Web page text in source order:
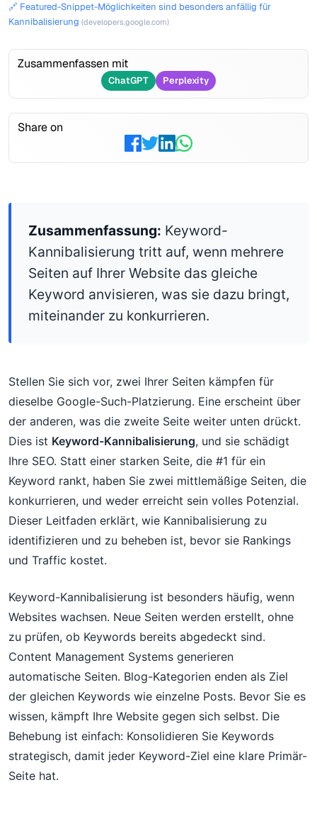
🔗 Featured-Snippet-Möglichkeiten sind besonders anfällig für
Kannibalisierung (developers.google.com)
Zusammenfassen mit
ChatGPT Perplexity
Share on
Zusammenfassung: Keyword-
Kannibalisierung tritt auf, wenn mehrere
Seiten auf Ihrer Website das gleiche
Keyword anvisieren, was sie dazu bringt,
miteinander zu konkurrieren.
Stellen Sie sich vor, zwei Ihrer Seiten kämpfen für
dieselbe Google-Such-Platzierung. Eine erscheint über
der anderen, was die zweite Seite weiter unten drückt.
Dies ist Keyword-Kannibalisierung, und sie schädigt
Ihre SEO. Statt einer starken Seite, die #1 für ein
Keyword rankt, haben Sie zwei mittlemäßige Seiten, die
konkurrieren, und weder erreicht sein volles Potenzial.
Dieser Leitfaden erklärt, wie Kannibalisierung zu
identifizieren und zu beheben ist, bevor sie Rankings
und Traffic kostet.
Keyword-Kannibalisierung ist besonders häufig, wenn
Websites wachsen. Neue Seiten werden erstellt, ohne
zu prüfen, ob Keywords bereits abgedeckt sind.
Content Management Systems generieren
automatische Seiten. Blog-Kategorien enden als Ziel
der gleichen Keywords wie einzelne Posts. Bevor Sie es
wissen, kämpft Ihre Website gegen sich selbst. Die
Behebung ist einfach: Konsolidieren Sie Keywords
strategisch, damit jeder Keyword-Ziel eine klare Primär-
Seite hat.